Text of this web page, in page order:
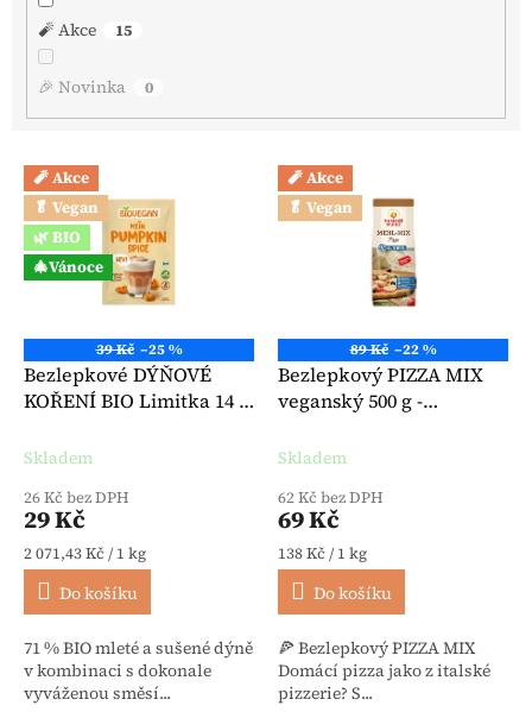
🧨 Akce 15
🎉 Novinka 0
Výpis produktů
🧨 Akce
🥬 Vegan
🌿 BIO
🎄Vánoce
39 Kč –25 %
Bezlepkové DÝŇOVÉ
KOŘENÍ BIO Limitka 14 g
Skladem
26 Kč bez DPH
29 Kč
Měrná cena:
2 071,43 Kč / 1 kg
Do košíku
71 % BIO mleté a sušené dýně
v kombinaci s dokonale
vyváženou směsí...
🧨 Akce
🥬 Vegan
89 Kč –22 %
Bezlepkový PIZZA MIX
veganský 500 g -
Skladem
62 Kč bez DPH
69 Kč
Měrná cena:
138 Kč / 1 kg
Do košíku
🍕 Bezlepkový PIZZA MIX
Domácí pizza jako z italské
pizzerie? S...